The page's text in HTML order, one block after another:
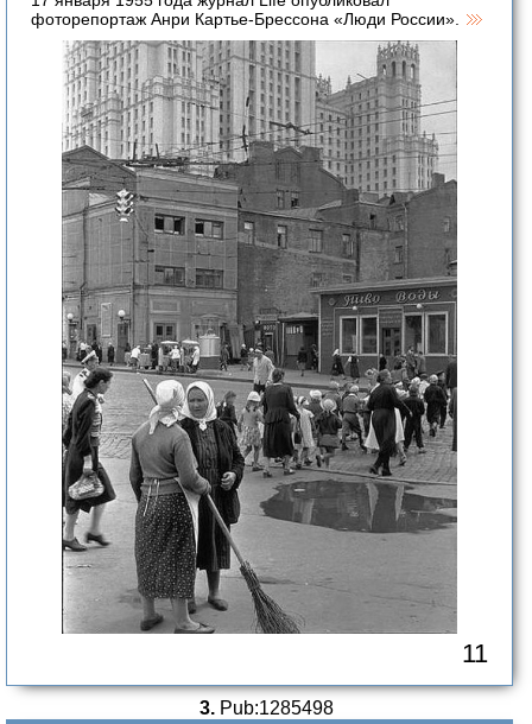
фоторепортаж Анри Картье-Брессона «Люди России».
11
3.Pub:1285498